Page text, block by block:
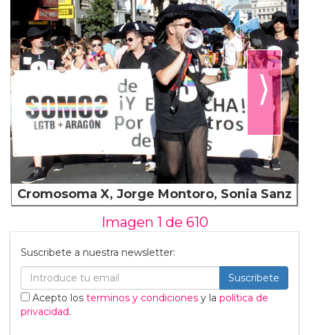
⟩
Cromosoma X, Jorge Montoro, Sonia Sanz
Imagen 1 de 610
Suscribete a nuestra newsletter:
Suscribete
Acepto los terminos y condiciones y la política de
privacidad.